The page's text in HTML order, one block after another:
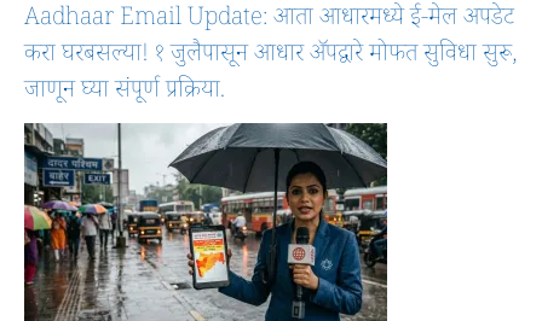
Aadhaar Email Update: आता आधारमध्ये ई-मेल अपडेट
करा घरबसल्या! १ जुलैपासून आधार ॲपद्वारे मोफत सुविधा सुरू,
जाणून घ्या संपूर्ण प्रक्रिया.